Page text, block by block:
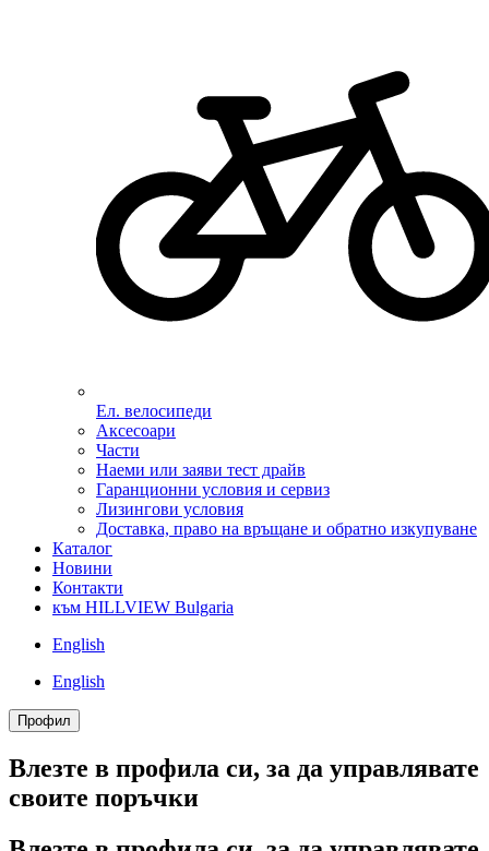
Ел. велосипеди
Аксесоари
Части
Наеми или заяви тест драйв
Гаранционни условия и сервиз
Лизингови условия
Доставка, право на връщане и обратно изкупуване
Каталог
Новини
Контакти
към HILLVIEW Bulgaria
English
English
Профил
Влезте в профила си, за да управлявате
своитe поръчки